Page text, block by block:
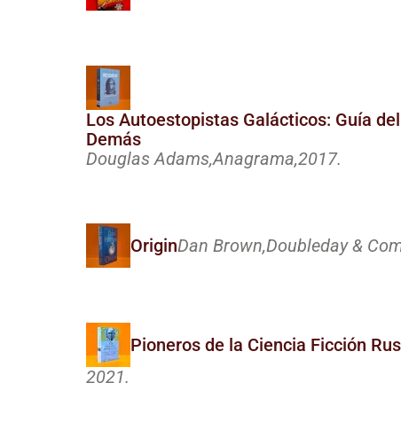
Los Autoestopistas Galácticos: Guía
Demás
Douglas Adams,Anagrama,2017.
OriginDan Brown,Doubleday &
Pioneros de la Ciencia Ficción
2021.